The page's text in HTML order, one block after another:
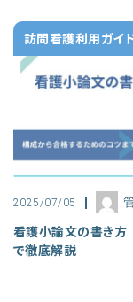
訪問看護利用ガイ
2025/07/05
看護小論文の書き方
で徹底解説